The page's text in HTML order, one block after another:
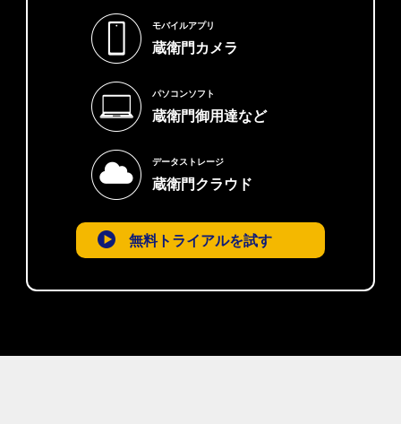
モバイルアプリ
蔵衛門カメラ
パソコンソフト
蔵衛門御用達など
データストレージ
蔵衛門クラウド
無料トライアルを試す